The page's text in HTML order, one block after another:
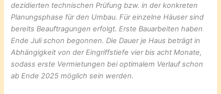
dezidierten technischen Prüfung bzw. in der konkreten
Planungsphase für den Umbau. Für einzelne Häuser sind
bereits Beauftragungen erfolgt. Erste Bauarbeiten haben
Ende Juli schon begonnen. Die Dauer je Haus beträgt in
Abhängigkeit von der Eingriffstiefe vier bis acht Monate,
sodass erste Vermietungen bei optimalem Verlauf schon
ab Ende 2025 möglich sein werden.